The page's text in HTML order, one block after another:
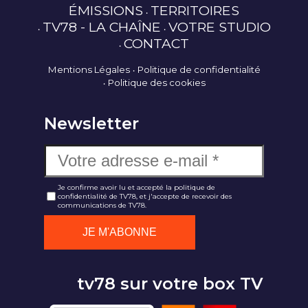
ÉMISSIONS TERRITOIRES
TV78 - LA CHAÎNE VOTRE STUDIO
CONTACT
Mentions Légales
Politique de confidentialité
Politique des cookies
Newsletter
Je confirme avoir lu et accepté la politique de
confidentialité de TV78, et j'accepte de recevoir des
communications de TV78.
tv78 sur votre box TV